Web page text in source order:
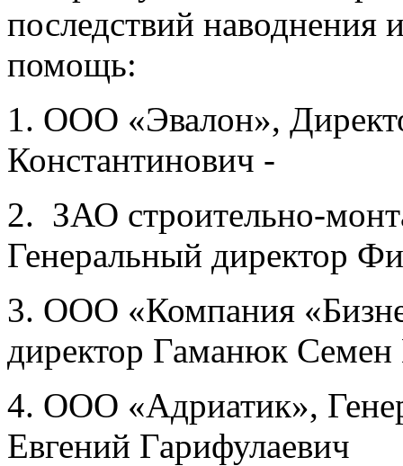
последствий наводнения
помощь:
1. ООО «Эвалон»,
Константинович -
2. ЗАО строительно-
Генеральный директор
3. ООО «Компания
директор Гаманюк
4. ООО «Адриатик»,
Евгений Гарифулаевич